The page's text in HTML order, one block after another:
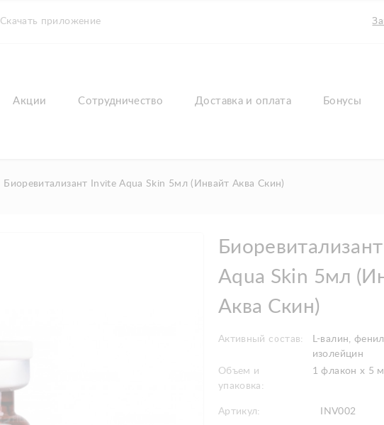
Скачать приложение
Акции Сотрудничество Доставка и оплата Бонусы
Биоревитализант Invite Aqua Skin 5мл (Инвайт Аква Скин)
Aqua Skin 5мл
Аква Скин)
Активный состав:
L-валин,
изолейцин
Объем и
упаковка:
1 флакон x 5
Артикул: INV002